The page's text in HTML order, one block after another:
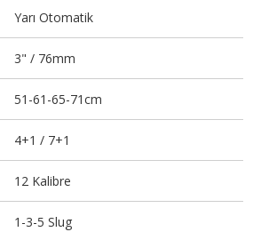
Yarı Otomatik
3" / 76mm
51-61-65-71cm
4+1 / 7+1
12 Kalibre
1-3-5 Slug